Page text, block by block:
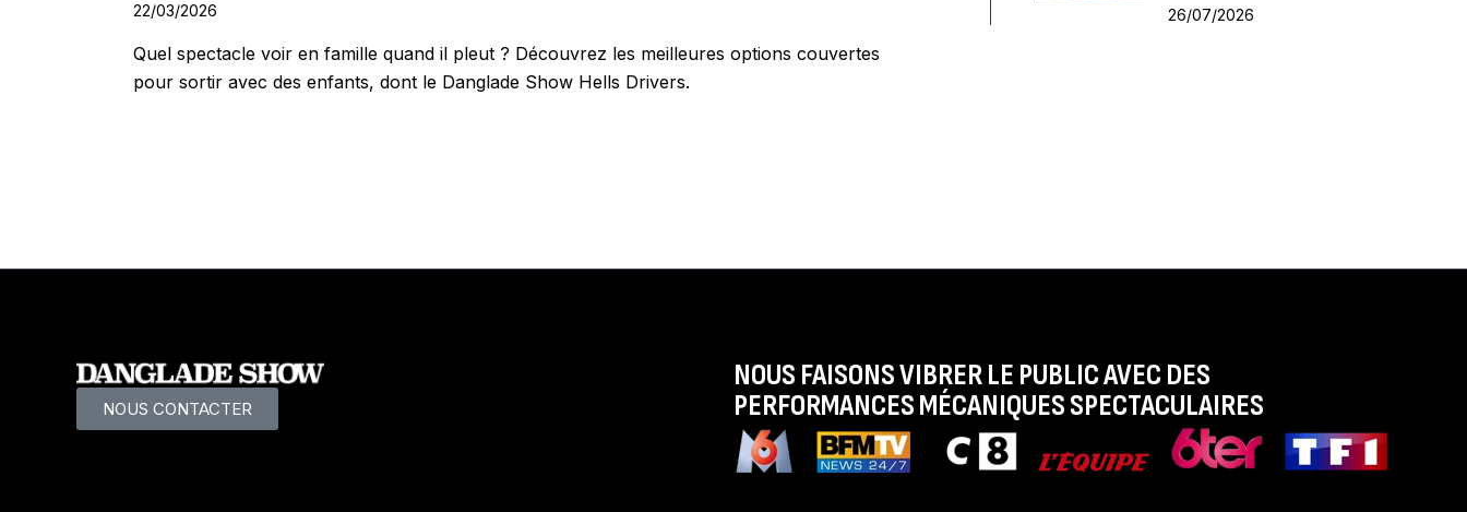
22/03/2026
Quel spectacle voir en famille quand il pleut ? Découvrez les meilleures options couvertes
pour sortir avec des enfants, dont le Danglade Show Hells Drivers.
26/07/2026
NOUS CONTACTER
NOUS FAISONS VIBRER LE PUBLIC AVEC DES
PERFORMANCES MÉCANIQUES SPECTACULAIRES